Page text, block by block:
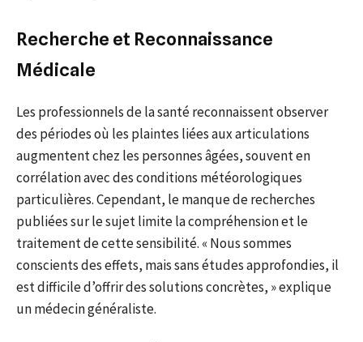
Recherche et Reconnaissance
Médicale
Les professionnels de la santé reconnaissent observer
des périodes où les plaintes liées aux articulations
augmentent chez les personnes âgées, souvent en
corrélation avec des conditions météorologiques
particulières. Cependant, le manque de recherches
publiées sur le sujet limite la compréhension et le
traitement de cette sensibilité. « Nous sommes
conscients des effets, mais sans études approfondies, il
est difficile d’offrir des solutions concrètes, » explique
un médecin généraliste.